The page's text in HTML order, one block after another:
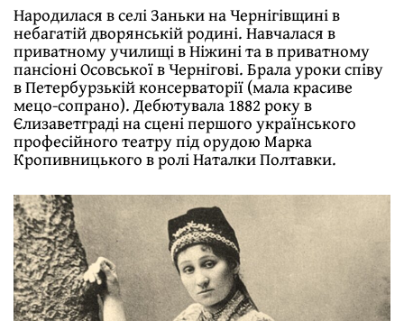
Народилася в селі Заньки на Чернігівщині в
небагатій дворянській родині. Навчалася в
приватному училищі в Ніжині та в приватному
пансіоні Осовської в Чернігові. Брала уроки співу
в Петербурзькій консерваторії (мала красиве
мецо-сопрано). Дебютувала 1882 року в
Єлизаветграді на сцені першого українського
професійного театру під орудою Марка
Кропивницького в ролі Наталки Полтавки.